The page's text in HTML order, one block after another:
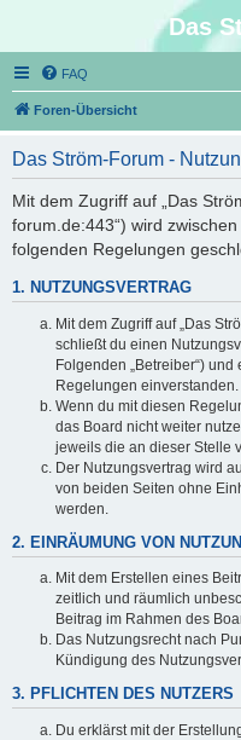
Das
FAQ
Foren-Übersicht
Das Ström-Forum -
Mit dem Zugriff auf „Das
forum.de:443“) wird
folgenden Regelungen
1. NUTZUNGSVERTRAG
Mit dem Zugriff auf „Das
schließt du einen
Folgenden „Betreiber“)
Regelungen einverstanden.
Wenn du mit diesen
das Board nicht weiter
jeweils die an dieser Stelle
Der Nutzungsvertrag wird
von beiden Seiten ohne
werden.
2. EINRÄUMUNG VON
Mit dem Erstellen eines
zeitlich und räumlich
Beitrag im Rahmen des
Das Nutzungsrecht nach
Kündigung des
3. PFLICHTEN DES NUTZERS
Du erklärst mit der